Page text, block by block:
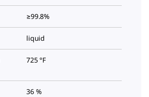
≥99.8%
liquid
725 °F
36 %